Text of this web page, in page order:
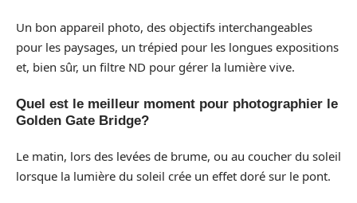
Un bon appareil photo, des objectifs interchangeables
pour les paysages, un trépied pour les longues expositions
et, bien sûr, un filtre ND pour gérer la lumière vive.
Quel est le meilleur moment pour photographier le
Golden Gate Bridge?
Le matin, lors des levées de brume, ou au coucher du soleil
lorsque la lumière du soleil crée un effet doré sur le pont.